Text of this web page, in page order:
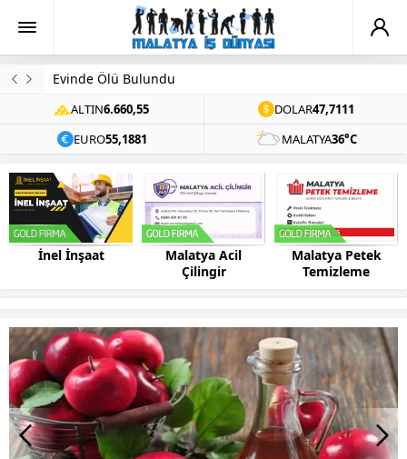
Evinde Ölü Bulundu
ALTIN6.660,55 DOLAR47,7111
EURO55,1881 MALATYA36°C
Malatya Acil
Malatya Petek
Temizleme
Bilsis Bilgisayar